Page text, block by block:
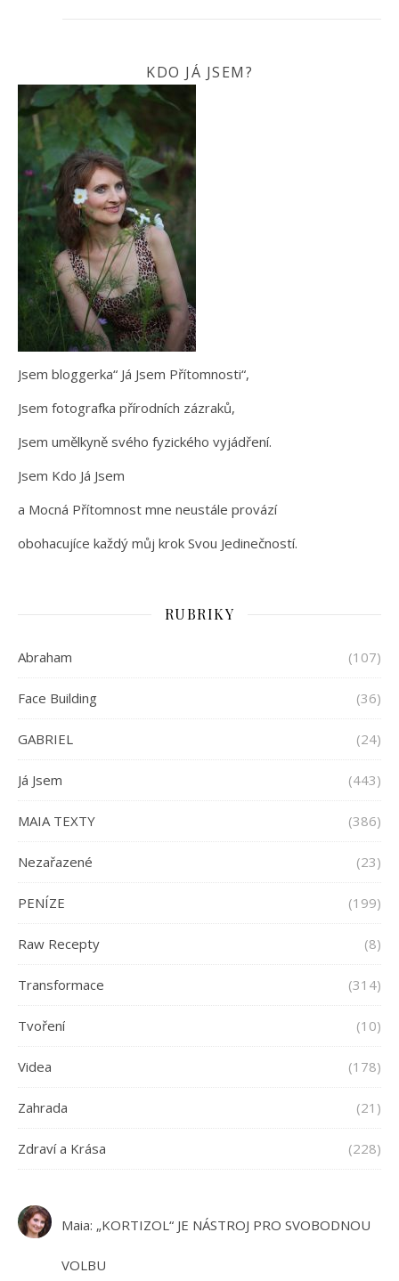
KDO JÁ JSEM?
Jsem bloggerka“ Já Jsem Přítomnosti“,
Jsem fotografka přírodních zázraků,
Jsem umělkyně svého fyzického vyjádření.
Jsem Kdo Já Jsem
a Mocná Přítomnost mne neustále provází
obohacujíce každý můj krok Svou Jedinečností.
RUBRIKY
Abraham (107)
Face Building (36)
GABRIEL (24)
Já Jsem (443)
MAIA TEXTY (386)
Nezařazené (23)
PENÍZE (199)
Raw Recepty (8)
Transformace (314)
Tvoření (10)
Videa (178)
Zahrada (21)
Zdraví a Krása (228)
Maia: „KORTIZOL“ JE NÁSTROJ PRO SVOBODNOU
VOLBU